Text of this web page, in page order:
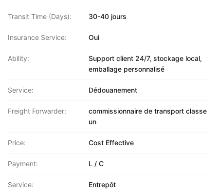
Transit Time (Days): 30-40 jours
Insurance Service: Oui
Ability:
Support client 24/7, stockage local,
emballage personnalisé
Service: Dédouanement
Freight Forwarder:
commissionnaire de transport classe
un
Price: Cost Effective
Payment: L / C
Service: Entrepôt